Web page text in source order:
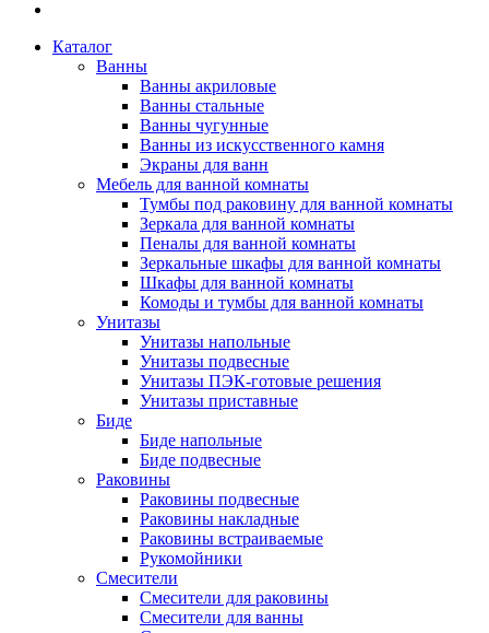
Каталог
Ванны
Ванны акриловые
Ванны стальные
Ванны чугунные
Ванны из искусственного камня
Экраны для ванн
Мебель для ванной комнаты
Тумбы под раковину для ванной комнаты
Зеркала для ванной комнаты
Пеналы для ванной комнаты
Зеркальные шкафы для ванной комнаты
Шкафы для ванной комнаты
Комоды и тумбы для ванной комнаты
Унитазы
Унитазы напольные
Унитазы подвесные
Унитазы ПЭК-готовые решения
Унитазы приставные
Биде
Биде напольные
Биде подвесные
Раковины
Раковины подвесные
Раковины накладные
Раковины встраиваемые
Рукомойники
Смесители
Смесители для раковины
Смесители для ванны